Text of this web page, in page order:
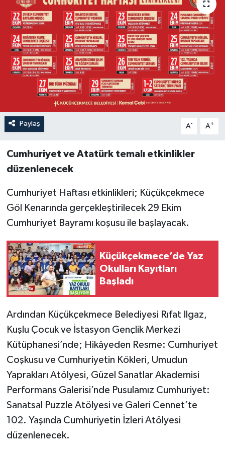
Paylaş A- A+
Cumhuriyet ve Atatürk temalı etkinlikler
düzenlenecek
Cumhuriyet Haftası etkinlikleri; Küçükçekmece
Göl Kenarında gerçekleştirilecek 29 Ekim
Cumhuriyet Bayramı koşusu ile başlayacak.
Küçükçekmece’de Yaz
Okulları Kayıtları
Başladı
Ardından Küçükçekmece Belediyesi Rıfat Ilgaz,
Kuşlu Çocuk ve İstasyon Gençlik Merkezi
Kütüphanesi’nde; Hikâyeden Resme: Cumhuriyet
Coşkusu ve Cumhuriyetin Kökleri, Umudun
Yaprakları Atölyesi, Güzel Sanatlar Akademisi
Performans Galerisi’nde Pusulamız Cumhuriyet:
Sanatsal Puzzle Atölyesi ve Galeri Cennet’te
102. Yaşında Cumhuriyetin İzleri Atölyesi
düzenlenecek.